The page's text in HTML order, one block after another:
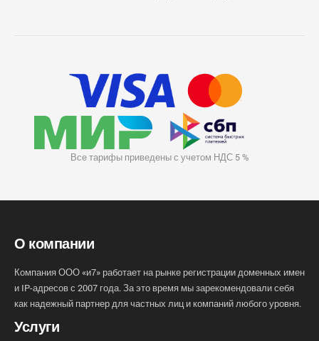
Все тарифы приведены с учетом НДС 5 %
О компании
Компания ООО «и7» работает на рынке регистрации доменных имен
и IP-адресов с 2007 года. За это время мы зарекомендовали себя
как надежный партнер для частных лиц и компаний любого уровня.
Услуги